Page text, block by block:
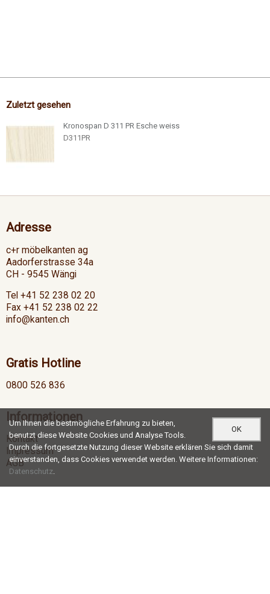
Zuletzt gesehen
Kronospan D 311 PR Esche weiss
D311PR
Adresse
c+r möbelkanten ag
Aadorferstrasse 34a
CH - 9545 Wängi
Tel +41 52 238 02 20
Fax +41 52 238 02 22
info@kanten.ch
Gratis Hotline
0800 526 836
Informationen
Kontakt
Impressum
AGB
OK
Um Ihnen die bestmögliche Erfahrung zu bieten,
benutzt diese Website Cookies und Analyse Tools.
Durch die fortgesetzte Nutzung dieser Website erklären Sie sich damit
einverstanden, dass Cookies verwendet werden. Weitere Informationen:
Datenschutz.